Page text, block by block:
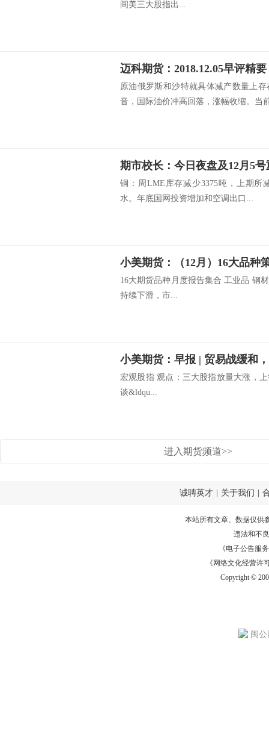
间美三大股指出...
迈科期货：2018.12.05早评精要
原油俄罗斯和沙特就具体减产数量上
音，国际油价冲高回落，涨幅收缩。当
铜：周LME库存减少3375吨，上期所
水。年底国网投资增加和空调出口...
16大期货品种月度报告集合 工业品 钢
持续下滑，市...
宏观股指 观点：三大股指放量大涨，
谈&ldqu...
进入期货频道>>
诚聘英才 关于我们
本站所有文章、数据仅供
违法和不
《电子公告服务
《网络文化经营许
Copyright ©
闽公